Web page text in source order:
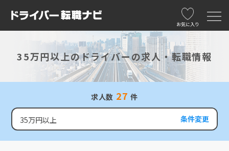
お気に入り
35万円以上のドライバーの求人・転職情報
求人数 27 件
35万円以上 条件変更